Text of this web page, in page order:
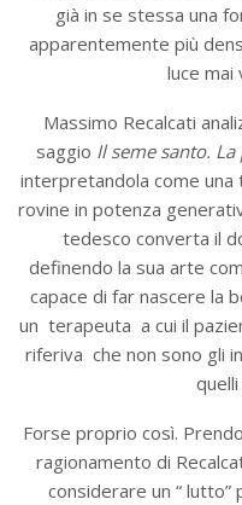
già in se stessa una
apparentemente più
luce mai
Massimo Recalcati
saggio Il seme santo.
interpretandola come
rovine in potenza
tedesco converta il
definendo la sua arte
capace di far nascere la
un terapeuta a cui il
riferiva che non sono gli
Forse proprio così.
ragionamento di
considerare un “ lutto”